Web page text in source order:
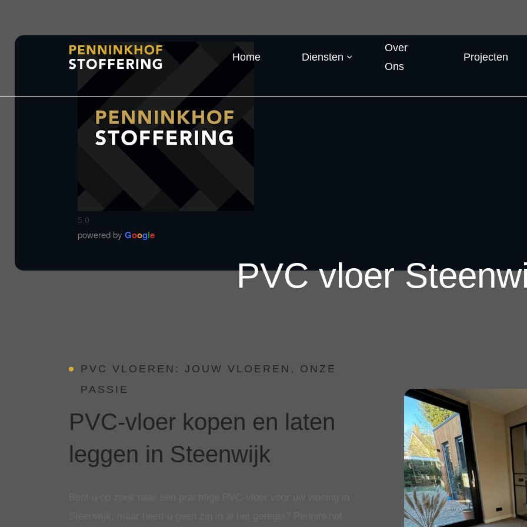
Home Diensten
Over
Ons
Projecten
5.0
powered by Google
PVC vloer
PVC VLOEREN: JOUW VLOEREN, ONZE
PASSIE
PVC-vloer kopen en laten
leggen in Steenwijk